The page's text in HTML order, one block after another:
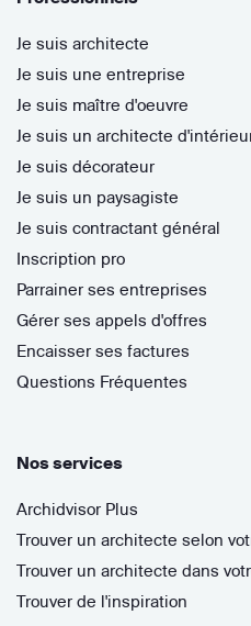
Je suis architecte
Je suis une entreprise
Je suis maître d'oeuvre
Je suis un architecte
Je suis décorateur
Je suis un paysagiste
Je suis contractant général
Inscription pro
Parrainer ses entreprises
Gérer ses appels d'offres
Encaisser ses factures
Questions Fréquentes
Nos services
Archidvisor Plus
Trouver un architecte selon
Trouver un architecte dans
Trouver de l'inspiration